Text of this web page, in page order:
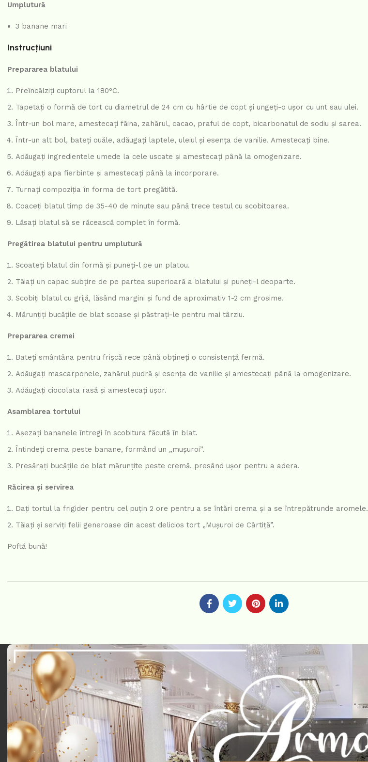
Umplutură
3 banane mari
Instrucțiuni
Prepararea blatului
Preîncălziți cuptorul la 180°C.
Tapetați o formă de tort cu diametrul de 24 cm cu hârtie de copt și ungeți-o ușor cu unt sau ulei.
Într-un bol mare, amestecați făina, zahărul, cacao, praful de copt, bicarbonatul de sodiu și sarea.
Într-un alt bol, bateți ouăle, adăugați laptele, uleiul și esența de vanilie. Amestecați bine.
Adăugați ingredientele umede la cele uscate și amestecați până la omogenizare.
Adăugați apa fierbinte și amestecați până la incorporare.
Turnați compoziția în forma de tort pregătită.
Coaceți blatul timp de 35-40 de minute sau până trece testul cu scobitoarea.
Lăsați blatul să se răcească complet în formă.
Pregătirea blatului pentru umplutură
Scoateți blatul din formă și puneți-l pe un platou.
Tăiați un capac subțire de pe partea superioară a blatului și puneți-l deoparte.
Scobiți blatul cu grijă, lăsând margini și fund de aproximativ 1-2 cm grosime.
Mărunțiți bucățile de blat scoase și păstrați-le pentru mai târziu.
Prepararea cremei
Bateți smântâna pentru frișcă rece până obțineți o consistență fermă.
Adăugați mascarponele, zahărul pudră și esența de vanilie și amestecați până la omogenizare.
Adăugați ciocolata rasă și amestecați ușor.
Asamblarea tortului
Așezați bananele întregi în scobitura făcută în blat.
Întindeți crema peste banane, formând un „mușuroi”.
Presărați bucățile de blat mărunțite peste cremă, presând ușor pentru a adera.
Răcirea și servirea
Dați tortul la frigider pentru cel puțin 2 ore pentru a se întări crema și a se întrepătrunde aromele.
Tăiați și serviți felii generoase din acest delicios tort „Mușuroi de Cârtiță”.
Poftă bună!